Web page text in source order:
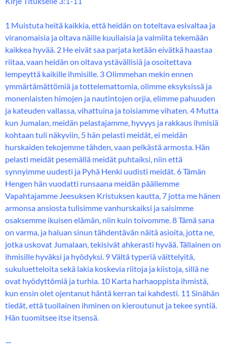
1 Muistuta heitä kaikkia, että heidän on toteltava esivaltaa ja
viranomaisia ja oltava näille kuuliaisia ja valmiita tekemään
kaikkea hyvää. 2 He eivät saa parjata ketään eivätkä haastaa
riitaa, vaan heidän on oltava ystävällisiä ja osoitettava
lempeyttä kaikille ihmisille. 3 Olimmehan mekin ennen
ymmärtämättömiä ja tottelemattomia, olimme eksyksissä ja
monenlaisten himojen ja nautintojen orjia, elimme pahuuden
ja kateuden vallassa, vihattuina ja toisiamme vihaten. 4 Mutta
kun Jumalan, meidän pelastajamme, hyvyys ja rakkaus ihmisiä
kohtaan tuli näkyviin, 5 hän pelasti meidät, ei meidän
hurskaiden tekojemme tähden, vaan pelkästä armosta. Hän
pelasti meidät pesemällä meidät puhtaiksi, niin että
synnyimme uudesti ja Pyhä Henki uudisti meidät. 6 Tämän
Hengen hän vuodatti runsaana meidän päällemme
Vapahtajamme Jeesuksen Kristuksen kautta, 7 jotta me hänen
armonsa ansiosta tulisimme vanhurskaiksi ja saisimme
osaksemme ikuisen elämän, niin kuin toivomme. 8 Tämä sana
on varma, ja haluan sinun tähdentävän näitä asioita, jotta ne,
jotka uskovat Jumalaan, tekisivät ahkerasti hyvää. Tällainen on
ihmisille hyväksi ja hyödyksi. 9 Vältä typeriä väittelyitä,
sukuluetteloita sekä lakia koskevia riitoja ja kiistoja, sillä ne
ovat hyödyttömiä ja turhia. 10 Karta harhaoppista ihmistä,
kun ensin olet ojentanut häntä kerran tai kahdesti. 11 Sinähän
tiedät, että tuollainen ihminen on kieroutunut ja tekee syntiä.
Hän tuomitsee itse itsensä.
—